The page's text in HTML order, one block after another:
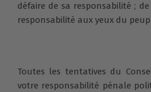
défaire de sa responsabilité ;
responsabilité aux yeux du
Toutes les tentatives du
votre responsabilité pénale